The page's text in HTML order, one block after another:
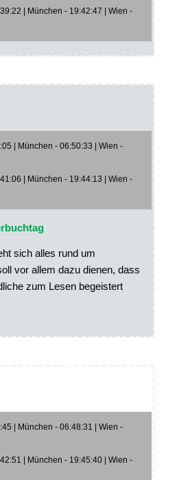
| München - 19:42:47 | Wien -
| München - 06:50:33 | Wien -
| München - 19:44:13 | Wien -
sich alles rund um
vor allem dazu dienen, dass
zum Lesen begeistert
| München - 06:48:31 | Wien -
| München - 19:45:40 | Wien -